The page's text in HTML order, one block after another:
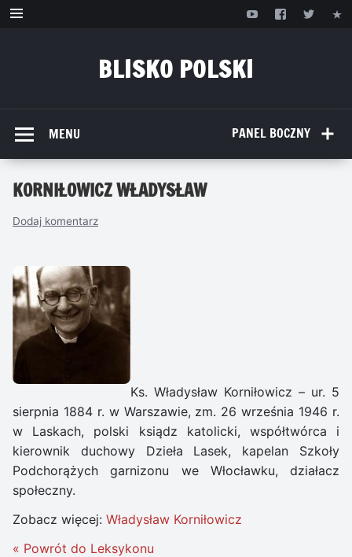
Przejdź
BLISKO POLSKI
PANEL BOCZNY
MENU
KORNIŁOWICZ WŁADYSŁAW
Dodaj komentarz
Ks. Władysław Korniłowicz – ur. 5
sierpnia 1884 r. w Warszawie, zm. 26 września 1946 r.
w Laskach, polski ksiądz katolicki, współtwórca i
kierownik duchowy Dzieła Lasek, kapelan Szkoły
Podchorążych garnizonu we Włocławku, działacz
społeczny.
Zobacz więcej: Władysław Korniłowicz
« Powrót do Leksykonu